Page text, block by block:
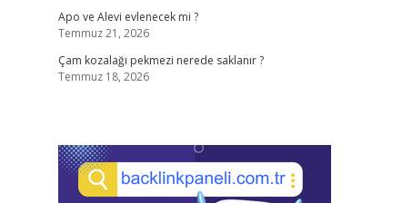
Apo ve Alevi evlenecek mi ?
Temmuz 21, 2026
Çam kozalağı pekmezi nerede saklanır ?
Temmuz 18, 2026